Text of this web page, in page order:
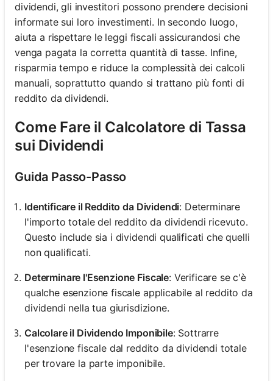
dividendi, gli investitori possono prendere decisioni
informate sui loro investimenti. In secondo luogo,
aiuta a rispettare le leggi fiscali assicurandosi che
venga pagata la corretta quantità di tasse. Infine,
risparmia tempo e riduce la complessità dei calcoli
manuali, soprattutto quando si trattano più fonti di
reddito da dividendi.
Come Fare il Calcolatore di Tassa
sui Dividendi
Guida Passo-Passo
Identificare il Reddito da Dividendi: Determinare
l'importo totale del reddito da dividendi ricevuto.
Questo include sia i dividendi qualificati che quelli
non qualificati.
Determinare l'Esenzione Fiscale: Verificare se c'è
qualche esenzione fiscale applicabile al reddito da
dividendi nella tua giurisdizione.
Calcolare il Dividendo Imponibile: Sottrarre
l'esenzione fiscale dal reddito da dividendi totale
per trovare la parte imponibile.